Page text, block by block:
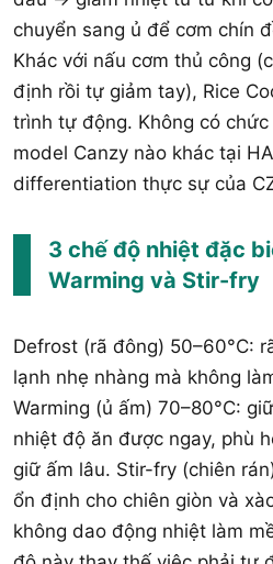
chuyển sang ủ để cơm chín
Khác với nấu cơm thủ công
định rồi tự giảm tay), Rice
trình tự động. Không có
model Canzy nào khác tại
differentiation thực sự của
3 chế độ nhiệt đặc
Warming và Stir-fry
Defrost (rã đông) 50–60°C:
lạnh nhẹ nhàng mà không
Warming (ủ ấm) 70–80°C:
nhiệt độ ăn được ngay, phù
giữ ấm lâu. Stir-fry (chiên
ổn định cho chiên giòn và
không dao động nhiệt làm